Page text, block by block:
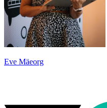
Eve Mäeorg